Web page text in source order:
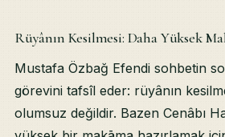
Rüyânın Kesilmesi: Daha Yüksek
Mustafa Özbağ Efendi sohbetin
görevini tafsîl eder: rüyânın
olumsuz değildir. Bazen Cenâbı